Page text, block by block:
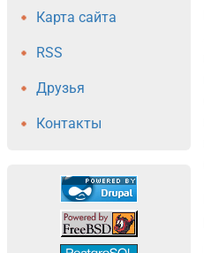
Карта сайта
RSS
Друзья
Контакты